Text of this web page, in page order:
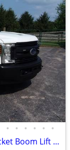
• • • • • •
45' 2018 Ford F550 4x4 Altec AT40G Bucket Boom Lift Crane Truck 55k mi